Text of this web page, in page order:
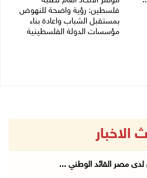
فلسطين: رؤية واضحة للنهوض
بمستقبل الشباب واعادة بناء
مؤسسات الدولة الفلسطينية
الاخبار
مصر القائد الوطني ...